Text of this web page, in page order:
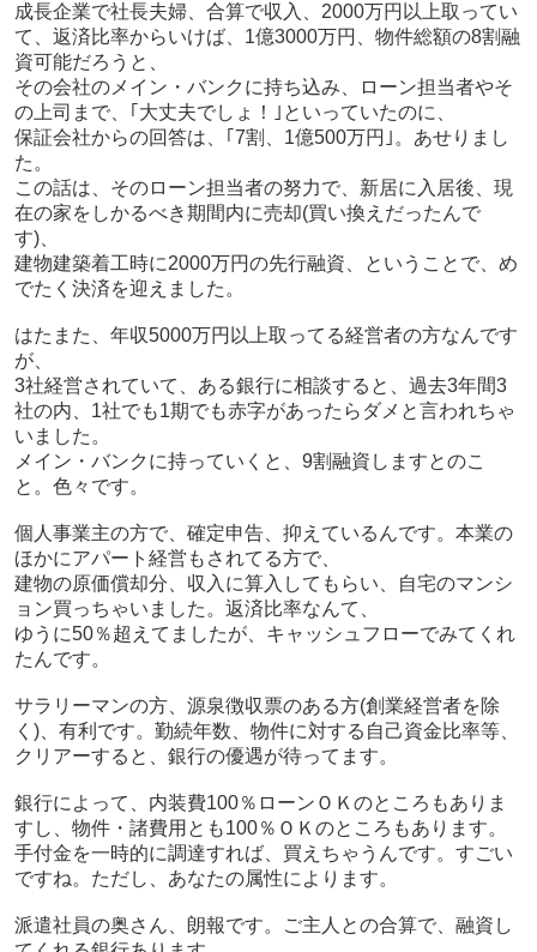
成長企業で社長夫婦、合算で収入、2000万円以上取ってい
て、返済比率からいけば、1億3000万円、物件総額の8割融
資可能だろうと、
その会社のメイン・バンクに持ち込み、ローン担当者やそ
の上司まで、｢大丈夫でしょ！｣といっていたのに、
保証会社からの回答は、｢7割、1億500万円｣。あせりまし
た。
この話は、そのローン担当者の努力で、新居に入居後、現
在の家をしかるべき期間内に売却(買い換えだったんで
す)、
建物建築着工時に2000万円の先行融資、ということで、め
でたく決済を迎えました。
はたまた、年収5000万円以上取ってる経営者の方なんです
が、
3社経営されていて、ある銀行に相談すると、過去3年間3
社の内、1社でも1期でも赤字があったらダメと言われちゃ
いました。
メイン・バンクに持っていくと、9割融資しますとのこ
と。色々です。
個人事業主の方で、確定申告、抑えているんです。本業の
ほかにアパート経営もされてる方で、
建物の原価償却分、収入に算入してもらい、自宅のマンシ
ョン買っちゃいました。返済比率なんて、
ゆうに50％超えてましたが、キャッシュフローでみてくれ
たんです。
サラリーマンの方、源泉徴収票のある方(創業経営者を除
く)、有利です。勤続年数、物件に対する自己資金比率等、
クリアーすると、銀行の優遇が待ってます。
銀行によって、内装費100％ローンＯＫのところもありま
すし、物件・諸費用とも100％ＯＫのところもあります。
手付金を一時的に調達すれば、買えちゃうんです。すごい
ですね。ただし、あなたの属性によります。
派遣社員の奥さん、朗報です。ご主人との合算で、融資し